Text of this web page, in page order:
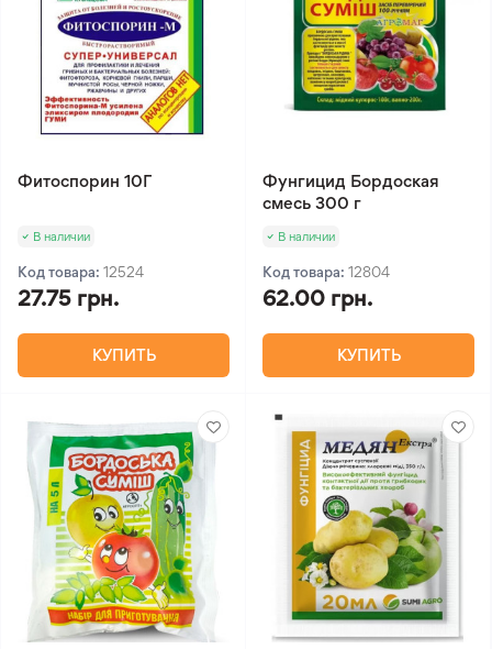
Фитоспорин 10Г
В наличии
Код товара: 12524
27.75 грн.
КУПИТЬ
Фунгицид Бордоская
смесь 300 г
В наличии
Код товара: 12804
62.00 грн.
КУПИТЬ